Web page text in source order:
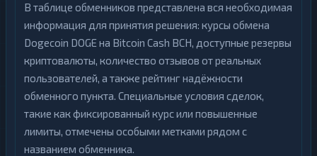
В таблице обменников представлена вся необходимая
информация для принятия решения: курсы обмена
Dogecoin DOGE на Bitcoin Cash BCH, доступные резервы
криптовалюты, количество отзывов от реальных
пользователей, а также рейтинг надёжности
обменного пункта. Специальные условия сделок,
такие как фиксированный курс или повышенные
лимиты, отмечены особыми метками рядом с
названием обменника.